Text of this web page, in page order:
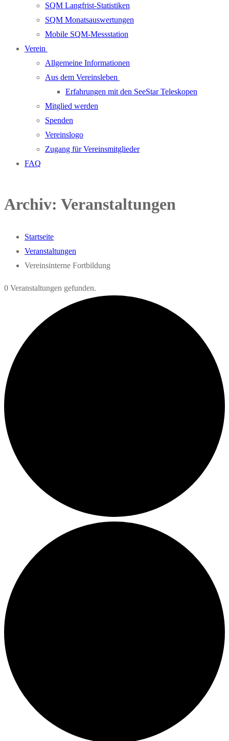
SQM Langfrist-Statistiken
SQM Monatsauswertungen
Mobile SQM-Messstation
Verein
Allgemeine Informationen
Aus dem Vereinsleben
Erfahrungen mit den SeeStar Teleskopen
Mitglied werden
Spenden
Vereinslogo
Zugang für Vereinsmitglieder
FAQ
Archiv: Veranstaltungen
Startseite
Veranstaltungen
Vereinsinterne Fortbildung
0 Veranstaltungen gefunden.